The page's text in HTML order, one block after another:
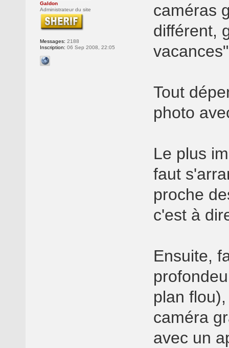
Galdon
Administrateur du site
Messages: 2188
Inscription: 06 Sep 2008, 22:05
caméras
différent,
Tout
photo
Le plus
faut
proche
c'est à
Ensuite,
plan
caméra
avec un